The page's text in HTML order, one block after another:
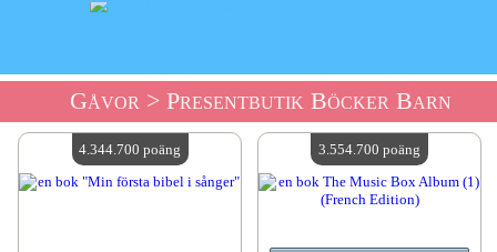
Gåvor> Presentbutik Böcker Barn
4.344.700 poäng 3.554.700 poäng